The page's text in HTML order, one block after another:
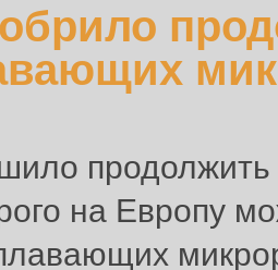
на Европу